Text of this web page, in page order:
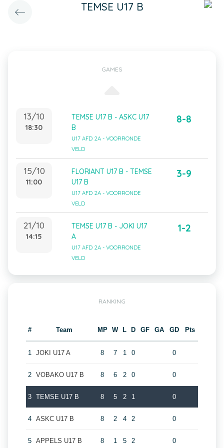
TEMSE U17 B
GAMES
13/10
18:30
TEMSE U17 B - ASKC U17
B
U17 AFD 2A - VOORRONDE
VELD
8-8
15/10
11:00
FLORIANT U17 B - TEMSE
U17 B
U17 AFD 2A - VOORRONDE
VELD
3-9
21/10
14:15
TEMSE U17 B - JOKI U17
A
U17 AFD 2A - VOORRONDE
VELD
1-2
RANKING
# Team MP W L D GF GA GD Pts
1 JOKI U17 A 8 7 1 0 0
2 VOBAKO U17 B 8 6 2 0 0
3 TEMSE U17 B 8 5 2 1 0
4 ASKC U17 B 8 2 4 2 0
5 APPELS U17 B 8 1 5 2 0